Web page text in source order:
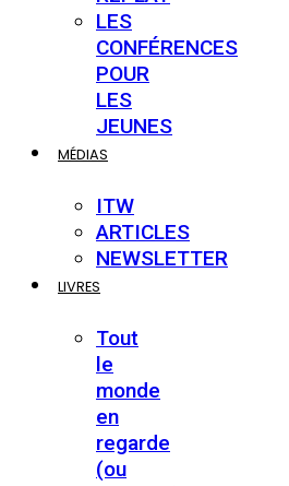
LES
CONFÉRENCES
POUR
LES
JEUNES
MÉDIAS
ITW
ARTICLES
NEWSLETTER
LIVRES
Tout
le
monde
en
regarde
(ou